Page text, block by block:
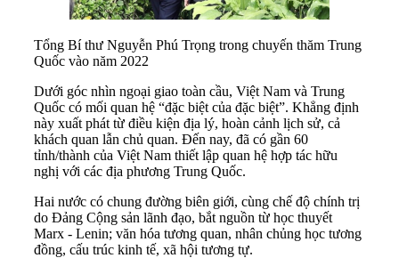
Tổng Bí thư Nguyễn Phú Trọng trong chuyến thăm Trung
Quốc vào năm 2022
Dưới góc nhìn ngoại giao toàn cầu, Việt Nam và Trung
Quốc có mối quan hệ “đặc biệt của đặc biệt”. Khẳng định
này xuất phát từ điều kiện địa lý, hoàn cảnh lịch sử, cả
khách quan lẫn chủ quan. Đến nay, đã có gần 60
tỉnh/thành của Việt Nam thiết lập quan hệ hợp tác hữu
nghị với các địa phương Trung Quốc.
Hai nước có chung đường biên giới, cùng chế độ chính trị
do Đảng Cộng sản lãnh đạo, bắt nguồn từ học thuyết
Marx - Lenin; văn hóa tương quan, nhân chủng học tương
đồng, cấu trúc kinh tế, xã hội tương tự.